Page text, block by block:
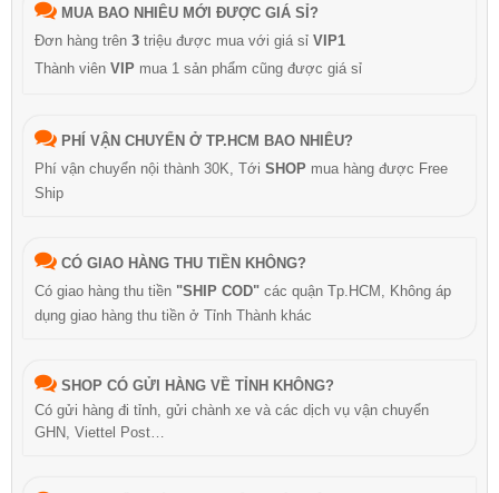
MUA BAO NHIÊU MỚI ĐƯỢC GIÁ SỈ?
Đơn hàng trên 3 triệu được mua với giá sỉ VIP1
Thành viên VIP mua 1 sản phẩm cũng được giá sỉ
PHÍ VẬN CHUYỂN Ở TP.HCM BAO NHIÊU?
Phí vận chuyển nội thành 30K, Tới SHOP mua hàng được Free
Ship
CÓ GIAO HÀNG THU TIỀN KHÔNG?
Có giao hàng thu tiền "SHIP COD" các quận Tp.HCM, Không áp
dụng giao hàng thu tiền ở Tỉnh Thành khác
SHOP CÓ GỬI HÀNG VỀ TỈNH KHÔNG?
Có gửi hàng đi tỉnh, gửi chành xe và các dịch vụ vận chuyển
GHN, Viettel Post…